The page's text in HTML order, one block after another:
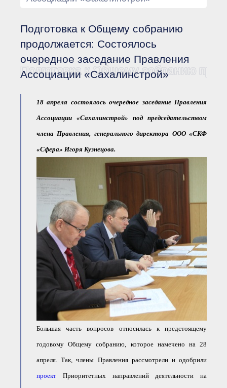
● Действующие документы
внутренние документы
Финансовая отчетность
Компенсационный фонд
Ассоциации
● Реестр членов
осуществляющих
объединения
работодателей
● Реестр членов
Ассоциации — технических
заказчиков
● Реестр членов
Ассоциации с правом
● Реестр членов СРО
имеющих строительные
лаборатории
Архив реестров
Общественный контроль
Политика информационной
открытости
Антикоррупционная политика
Видеоматериалы
Членство в НКО
Подготовка к Общему собранию
продолжается: Состоялось
очередное заседание Правления
Ассоциации «Сахалинстрой»
Подготовка к Общему собранию
18 апреля состоялось очередное заседание Правления
Ассоциации «Сахалинстрой» под председательством
члена Правления, генерального директора ООО «СКФ
«Сфера» Игоря Кузнецова.
Большая часть вопросов относилась к предстоящему
годовому Общему собранию, которое намечено на 28
апреля. Так, члены Правления рассмотрели и одобрили
проект Приоритетных направлений деятельности на